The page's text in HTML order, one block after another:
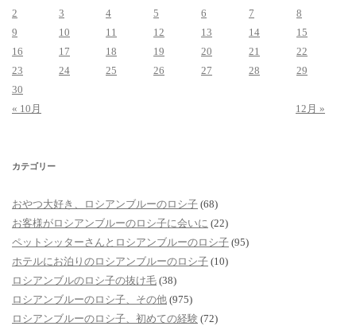
2
3 4 5 6 7
8
9
10 11 12 13 14
15
16
17 18 19 20 21
22
23
24 25 26 27 28
29
30
« 10月
12月 »
カテゴリー
おやつ大好き、ロシアンブルーのロシ子 (68)
お客様がロシアンブルーのロシ子に会いに (22)
ペットシッターさんとロシアンブルーのロシ子 (95)
ホテルにお泊りのロシアンブルーのロシ子 (10)
ロシアンブルのロシ子の抜け毛 (38)
ロシアンブルーのロシ子、その他 (975)
ロシアンブルーのロシ子、初めての経験 (72)